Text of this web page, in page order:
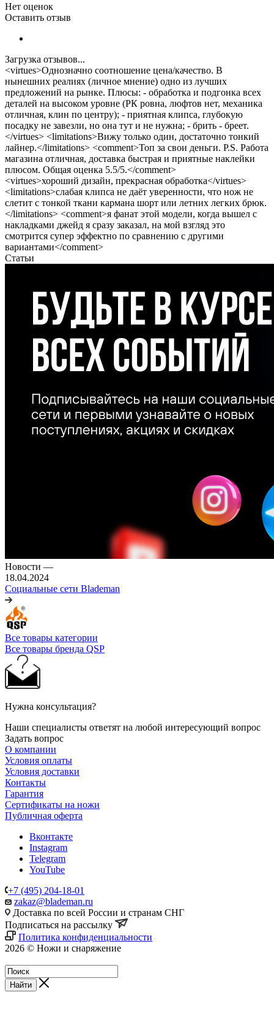
Нет оценок
Оставить отзыв
Загрузка отзывов...
<virtues>Однозначно соотношение цена/качество. В
нынешних реалиях (личное мнение) одно из лучших
предложений на рынке. Плюсы: - обработка и подгонка всех
деталей на высоком уровне (РК ровна, люфтов нет, механика
отличная, клин по центру); - приятная клипса, глубокую
посадку не завезли, но она тут и не нужна; - брить - бреет.
</virtues> <limitations>Вижу только один, достаточно тонкий
лайнер.</limitations> <comment>Топ за свои деньги. P.S. Работа
магазина отличная, доставка быстрая и приятные наклейки
плюсом. Общая оценка 5.5/5.</comment>
<virtues>хороший дизайн, прекрасная обработка</virtues>
<limitations>слабая клипса не даёт уверенности, что нож не
слетит с тонкой ткани кармана шорт или летних легких брюк.
</limitations> <comment>я фанат этой модели, когда вышел с
накладками джейд я сразу заказал, на мой взгляд это
смотрится супер эффектно по сравнению с другими
вариантами</comment>
Статьи
Новости —
18.04.2024
Социальные сети Blademan
Все товары категории
Все товары бренда QSP
Нужна консультация?
Наши специалисты ответят на любой интересующий вопрос
Задать вопрос
О компании
Условия оплаты
Условия доставки
Контакты
Гарантия
Сертификаты на ножи
Публичная оферта
Вконтакте
Instagram
Telegram
YouTube
+7 (495) 204-18-01
zakaz@blademan.ru
Доставка по всей России и странам СНГ
Подписаться на рассылку
Политика конфиденциальности
2026 © Ножи и снаряжение
Найти